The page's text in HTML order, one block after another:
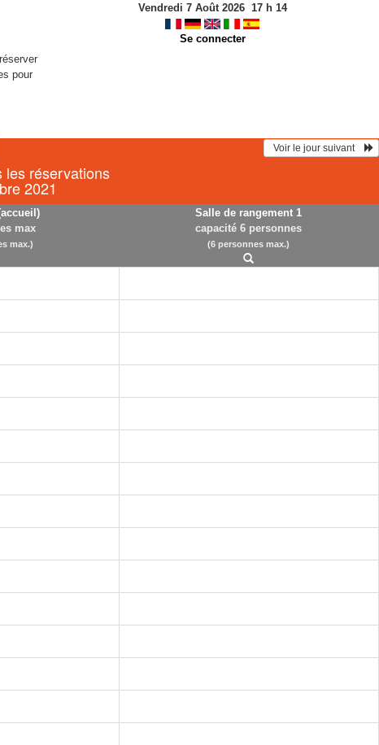
pour
Vendredi 7 Août 2026 17h 14
Se connecter
  Voir le jour suivant
les réservations
2021
max
max.)
Salle de rangement 1
capacité 6 personnes
(6 personnes max.)